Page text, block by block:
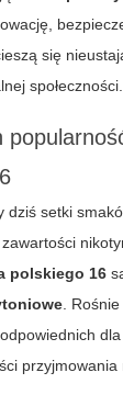
się
społeczności.
dziś setki
polskiego 16
.
przyjmowania